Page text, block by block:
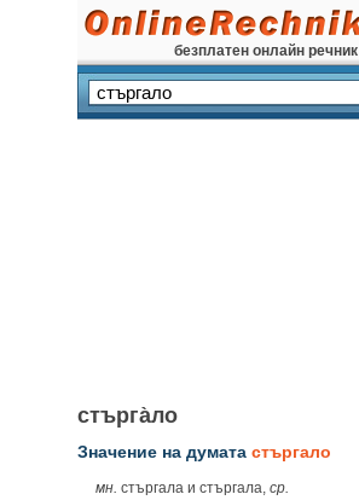
безплатен онлайн речник
стърга̀ло
Значение на думата стъргало
мн. стъргала и стъргала, ср.